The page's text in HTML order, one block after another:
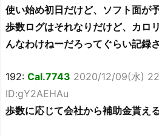
使い始め初日だけど、ソフト面が
歩数ログはそれなりだけど、カロ
んなわけねーだろってぐらい記録さ
192: Cal.7743 2020/12/09(水)
ID:gY2AEHAu
歩数に応じて会社から補助金貰え